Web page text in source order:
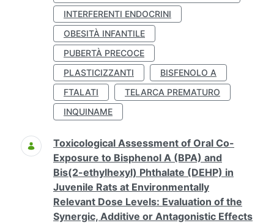
INTERFERENTI ENDOCRINI
OBESITÀ INFANTILE
PUBERTÀ PRECOCE
PLASTICIZZANTI
BISFENOLO A
FTALATI
TELARCA PREMATURO
INQUINAME
Toxicological Assessment of Oral Co-
Exposure to Bisphenol A (BPA) and
Bis(2-ethylhexyl) Phthalate (DEHP) in
Juvenile Rats at Environmentally
Relevant Dose Levels: Evaluation of the
Synergic, Additive or Antagonistic Effects